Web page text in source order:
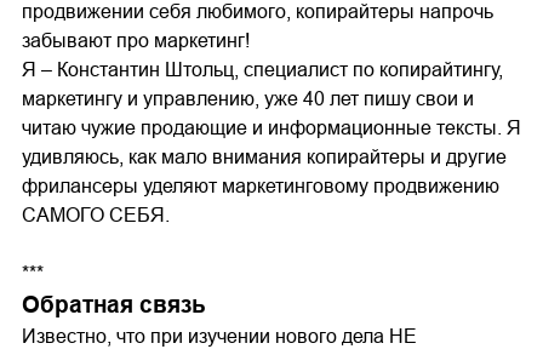
продвижении себя любимого, копирайтеры напрочь
забывают про маркетинг!
Я – Константин Штольц, специалист по копирайтингу,
маркетингу и управлению, уже 40 лет пишу свои и
читаю чужие продающие и информационные тексты. Я
удивляюсь, как мало внимания копирайтеры и другие
фрилансеры уделяют маркетинговому продвижению
САМОГО СЕБЯ.
***
Обратная связь
Известно, что при изучении нового дела НЕ